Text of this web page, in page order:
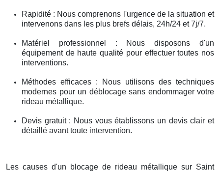
Rapidité : Nous comprenons l'urgence de la situation et
intervenons dans les plus brefs délais, 24h/24 et 7j/7.
Matériel professionnel : Nous disposons d'un
équipement de haute qualité pour effectuer toutes nos
interventions.
Méthodes efficaces : Nous utilisons des techniques
modernes pour un déblocage sans endommager votre
rideau métallique.
Devis gratuit : Nous vous établissons un devis clair et
détaillé avant toute intervention.
Les causes d'un blocage de rideau métallique sur Saint